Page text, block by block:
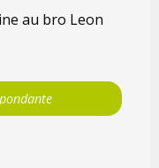
au bro Leon